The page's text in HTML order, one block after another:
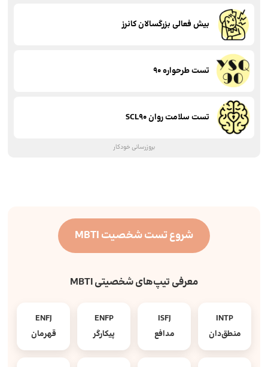
بیش فعالی بزرگسالان کانرز
تست طرحواره 90
تست سلامت روان SCL90
بروزرسانی خودکار
شروع تست شخصیت MBTI
معرفی تیپ‌های شخصیتی MBTI
INTP
منطق‌دان
ISFJ
مدافع
ENFP
پیکارگر
ENFJ
قهرمان